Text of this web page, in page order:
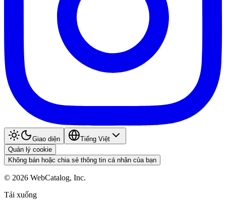
Giao diện
Tiếng Việt
Quản lý cookie
Không bán hoặc chia sẻ thông tin cá nhân của bạn
© 2026 WebCatalog, Inc.
Tải xuống